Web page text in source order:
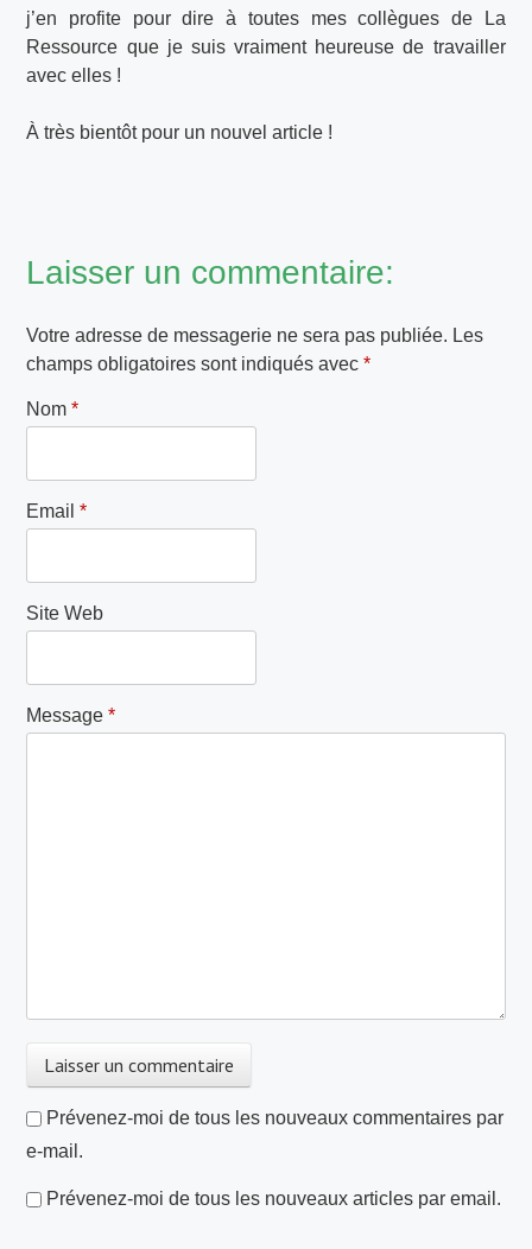
j’en profite pour dire à toutes mes collègues de La
Ressource que je suis vraiment heureuse de travailler
avec elles !
À très bientôt pour un nouvel article !
Laisser un commentaire:
Votre adresse de messagerie ne sera pas publiée. Les
champs obligatoires sont indiqués avec*
Nom*
Email*
Site Web
Message*
Prévenez-moi de tous les nouveaux commentaires par
e-mail.
Prévenez-moi de tous les nouveaux articles par email.